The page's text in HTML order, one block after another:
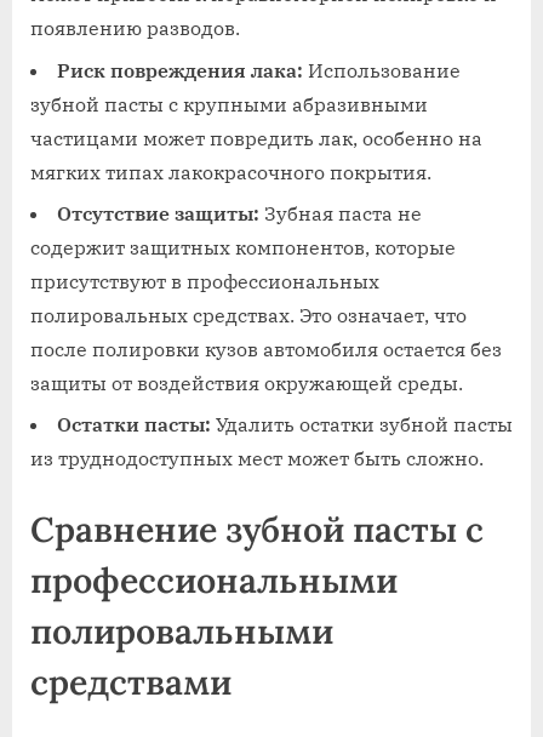
появлению разводов.
Риск повреждения лака: Использование
зубной пасты с крупными абразивными
частицами может повредить лак, особенно на
мягких типах лакокрасочного покрытия.
Отсутствие защиты: Зубная паста не
содержит защитных компонентов, которые
присутствуют в профессиональных
полировальных средствах. Это означает, что
после полировки кузов автомобиля остается без
защиты от воздействия окружающей среды.
Остатки пасты: Удалить остатки зубной пасты
из труднодоступных мест может быть сложно.
Сравнение зубной пасты с
профессиональными
полировальными
средствами